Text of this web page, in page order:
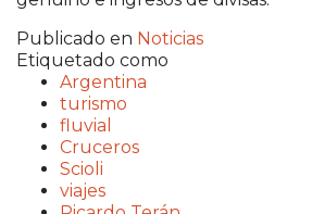
Publicado en Noticias
Etiquetado como
Argentina
turismo
fluvial
Cruceros
Scioli
viajes